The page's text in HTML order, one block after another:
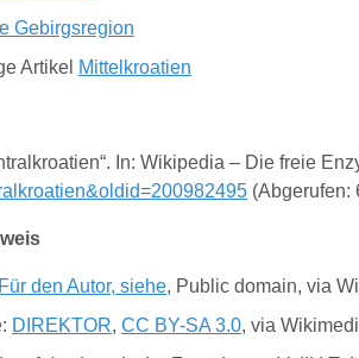
Gebirgsregion
Artikel Mittelkroatien
In: Wikipedia – Die freie
(Abgerufen:
Für den Autor, siehe, Public domain, via
DIREKTOR, CC BY-SA 3.0, via